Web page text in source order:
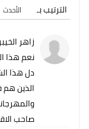
الترتيب بـ الأحدث
زاهر
نعم هذا
دل هذا
الذين هم
صاحب